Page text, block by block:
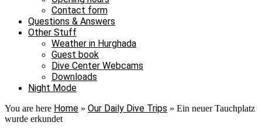
Contact form
Questions & Answers
Other Stuff
Weather in Hurghada
Guest book
Dive Center Webcams
Downloads
Night Mode
You are here Home » Our Daily Dive Trips » Ein neuer Tauchplatz
wurde erkundet